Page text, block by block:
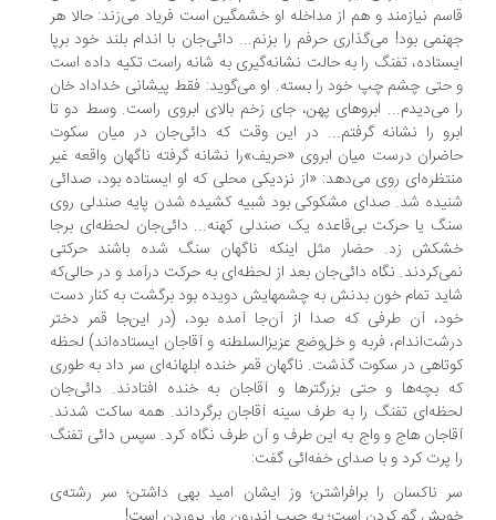
نیازمند و هم از مداخله او خشمگین است فریاد می‌زند: حالا هر
بود! می‌گذاری‌ حرفم‌ را‌ بزنم... دائی‌جان با اندام بلند خود برپا
تفنگ را‌ به حالت نشانه‌گیری به شانه راست تکیه داده است
چشم چپ خود را بسته. او می‌گوید: فقط‌ پیشانی‌ خداداد‌ خان
می‌دیدم... ابروهای پهن، جای زخم بالای ابروی راست. وسط‌ دو‌ تا
را نشانه گرفتم... در این وقت که دائی‌جان در میان سکوت
درست میان‌ ابروی‌ «حریف‌»را نشانه گرفته ناگهان واقعه غیر
روی می‌دهد: «از نزدیکی محلی‌ که‌ او‌ ایستاده بود، صدائی
شد. صدای مشکوکی بود شبیه کشیده شدن پایه صندلی روی‌
یا‌ حرکت بی‌قاعده یک صندلی کهنه... دائی‌جان لحظه‌ای برجا
زد. حضار مثل اینکه ناگهان‌ سنگ‌ شده باشند حرکتی
نگاه دائی‌جان بعد از لحظه‌ای به حرکت درآمد و در حالی‌که‌
تمام‌ خون بدنش به چشمهایش دویده بود برگشت به کنار دست
آن طرفی که‌ صدا‌ از آن‌جا آمده بود، (در این‌جا قمر دختر
فربه و خل‌وضع عزیزالسلطنه‌ و آقاجان‌ ایستاده‌اند‌) لحظه
در سکوت گذشت. ناگهان قمر خنده ابلهانه‌ای سر داد به طوری
بچه‌ها‌ و حتی‌ بزرگترها و آقاجان به خنده افتادند. دائی‌جان
تفنگ را به طرف سینه‌ آقاجان‌ برگرداند‌. همه ساکت شدند.
هاج و واج به این طرف و آن طرف نگاه کرد. سپس دائی‌ تفنگ‌
پرت کرد و با صدای خفه‌ائی گفت:
ناکسان را برافراشتن‌؛ وز ایشان‌ امید‌ بهی داشتن‌؛ سر رشته‌ی